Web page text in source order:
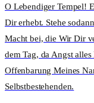
O Lebendiger Tempel!
Dir erhebt. Stehe
Macht bei, die Wir Dir
dem Tag, da Angst
Offenbarung Meines
Selbstbestehenden.